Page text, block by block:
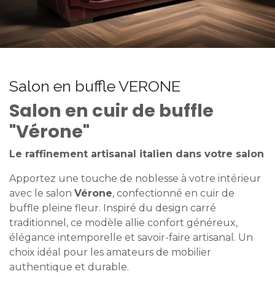
Salon en buffle VERONE
Salon en cuir de buffle
"Vérone"
Le raffinement artisanal italien dans votre salon
Apportez une touche de noblesse à votre intérieur
avec le salon Vérone, confectionné en cuir de
buffle pleine fleur. Inspiré du design carré
traditionnel, ce modèle allie confort généreux,
élégance intemporelle et savoir-faire artisanal. Un
choix idéal pour les amateurs de mobilier
authentique et durable.